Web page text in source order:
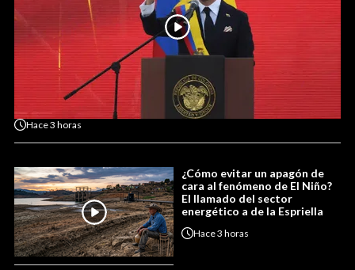
Hace3 horas
¿Cómo evitar un apagón de
cara al fenómeno de El Niño?
El llamado del sector
energético a de la Espriella
Hace3 horas